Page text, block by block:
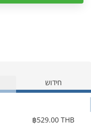
חידוש
฿529.00 THB